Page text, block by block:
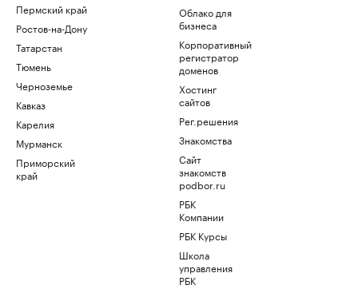
Пермский край
Ростов-на-Дону
Татарстан
Тюмень
Черноземье
Кавказ
Карелия
Мурманск
Приморский
край
Облако для
бизнеса
Корпоративный
регистратор
доменов
Хостинг
сайтов
Рег.решения
Знакомства
Сайт
знакомств
podbor.ru
РБК
Компании
РБК Курсы
Школа
управления
РБК